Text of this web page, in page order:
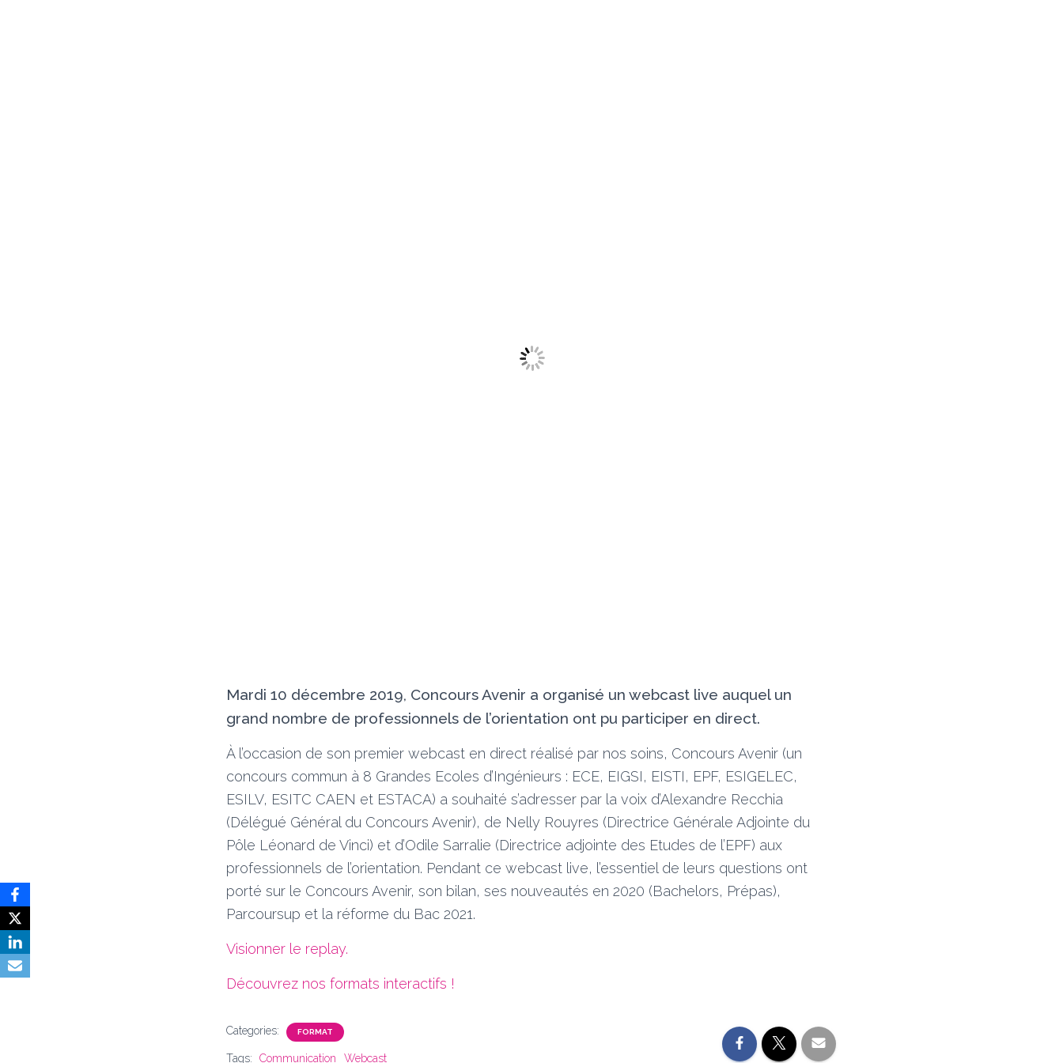
Mardi 10 décembre 2019, Concours Avenir a organisé un webcast live auquel un
grand nombre de professionnels de l’orientation ont pu participer en direct.
À l’occasion de son premier webcast en direct réalisé par nos soins, Concours Avenir (un
concours commun à 8 Grandes Ecoles d’Ingénieurs : ECE, EIGSI, EISTI, EPF, ESIGELEC,
ESILV, ESITC CAEN et ESTACA) a souhaité s’adresser par la voix d’Alexandre Recchia
(Délégué Général du Concours Avenir), de Nelly Rouyres (Directrice Générale Adjointe du
Pôle Léonard de Vinci) et d’Odile Sarralie (Directrice adjointe des Etudes de l’EPF) aux
professionnels de l’orientation. Pendant ce webcast live, l’essentiel de leurs questions ont
porté sur le Concours Avenir, son bilan, ses nouveautés en 2020 (Bachelors, Prépas),
Parcoursup et la réforme du Bac 2021.
Visionner le replay.
Découvrez nos formats interactifs !
Categories: FORMAT
Tags: Communication Webcast